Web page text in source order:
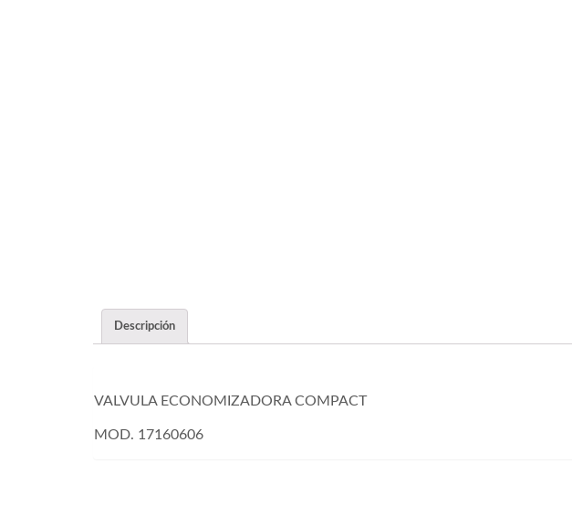
Descripción
VALVULA ECONOMIZADORA COMPACT
MOD. 17160606